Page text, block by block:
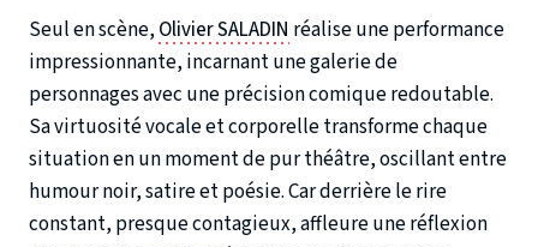
Seul en scène, Olivier SALADIN réalise une performance
impressionnante, incarnant une galerie de
personnages avec une précision comique redoutable.
Sa virtuosité vocale et corporelle transforme chaque
situation en un moment de pur théâtre, oscillant entre
humour noir, satire et poésie. Car derrière le rire
constant, presque contagieux, affleure une réflexion